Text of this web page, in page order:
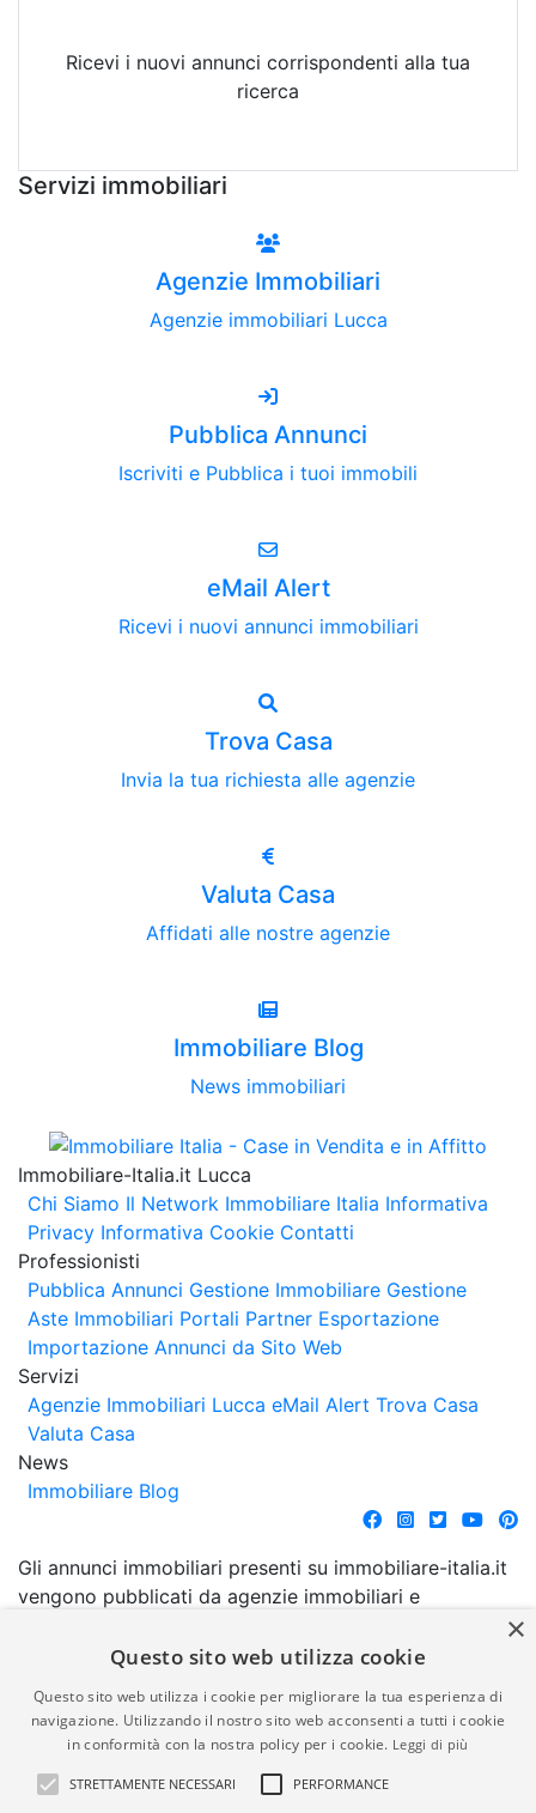
Ricevi i nuovi annunci corrispondenti alla tua
ricerca
Servizi immobiliari
Agenzie Immobiliari
Agenzie immobiliari Lucca
Pubblica Annunci
Iscriviti e Pubblica i tuoi immobili
eMail Alert
Ricevi i nuovi annunci immobiliari
Trova Casa
Invia la tua richiesta alle agenzie
Valuta Casa
Affidati alle nostre agenzie
Immobiliare Blog
News immobiliari
Immobiliare-Italia.it Lucca
Chi Siamo Il Network Immobiliare Italia Informativa
Privacy Informativa Cookie Contatti
Professionisti
Pubblica Annunci Gestione Immobiliare Gestione
Aste Immobiliari Portali Partner Esportazione
Importazione Annunci da Sito Web
Servizi
Agenzie Immobiliari Lucca eMail Alert Trova Casa
Valuta Casa
News
Immobiliare Blog
Gli annunci immobiliari presenti su immobiliare-italia.it
vengono pubblicati da agenzie immobiliari e
comporta l'approvazione o l'avallo da parte di
garanzia da parte di quest'ultima. immobiliare-italia.it
quindi non è responsabile della veridicità, della
correttezza, della completezza, della normativa in
materia di privacy e/o di alcun altro aspetto dei
×
Questo sito web utilizza cookie
Questo sito web utilizza i cookie per migliorare la tua esperienza di
navigazione. Utilizzando il nostro sito web acconsenti a tutti i cookie
in conformità con la nostra policy per i cookie. Leggi di più
STRETTAMENTE NECESSARI PERFORMANCE